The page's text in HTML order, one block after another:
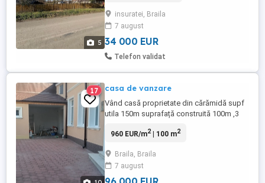
5
materiale construcții... ...
insuratei, Braila
7 august
34 000 EUR
Telefon validat
17 casa de vanzare
Vând casă proprietate din cărămidă supf
utila 150m suprafață construită 100m ,3
la masarda din lambriu din lemn
open space ,2bai,2holuri,beci,terasa in
curte,curtea pavata, renovata totul din
2021 este nou,gaz este ...
960 EUR/m2| 100 m2
Braila, Braila
7 august